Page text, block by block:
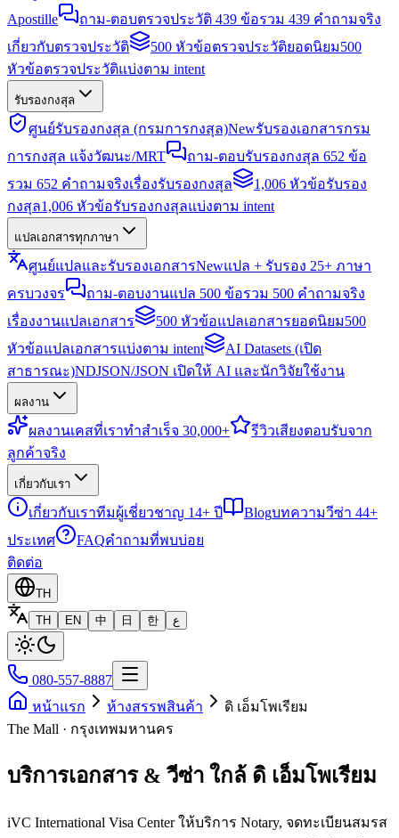
Apostille
ถาม-ตอบตรวจประวัติ 439 ข้อรวม 439 คำถามจริง
เกี่ยวกับตรวจประวัติ
500 หัวข้อตรวจประวัติยอดนิยม500
หัวข้อตรวจประวัติแบ่งตาม intent
รับรองกงสุล
ศูนย์รับรองกงสุล (กรมการกงสุล)Newรับรองเอกสารกรม
การกงสุล แจ้งวัฒนะ/MRT
ถาม-ตอบรับรองกงสุล 652 ข้อ
รวม 652 คำถามจริงเรื่องรับรองกงสุล
1,006 หัวข้อรับรอง
กงสุล1,006 หัวข้อรับรองกงสุลแบ่งตาม intent
แปลเอกสารทุกภาษา
ศูนย์แปลและรับรองเอกสารNewแปล + รับรอง 25+ ภาษา
ครบวงจร
ถาม-ตอบงานแปล 500 ข้อรวม 500 คำถามจริง
เรื่องงานแปลเอกสาร
500 หัวข้อแปลเอกสารยอดนิยม500
หัวข้อแปลเอกสารแบ่งตาม intent
AI Datasets (เปิด
สาธารณะ)NDJSON/JSON เปิดให้ AI และนักวิจัยใช้งาน
ผลงาน
ผลงานเคสที่เราทำสำเร็จ 30,000+ รีวิวเสียงตอบรับจาก
ลูกค้าจริง
เกี่ยวกับเรา
เกี่ยวกับเราทีมผู้เชี่ยวชาญ 14+ ปี Blogบทความวีซ่า 44+
ประเทศ
FAQคำถามที่พบบ่อย
ติดต่อ
TH
TH
EN 中 日 한 ع
080-557-8887
หน้าแรก
ห้างสรรพสินค้า
ดิ เอ็มโพเรียม
The Mall · กรุงเทพมหานคร
บริการเอกสาร & วีซ่า ใกล้ ดิ เอ็มโพเรียม
iVC International Visa Center ให้บริการ Notary, จดทะเบียนสมรส